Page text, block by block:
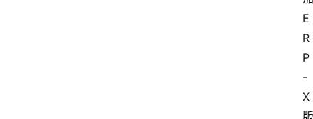
E
R
P
-
X
版